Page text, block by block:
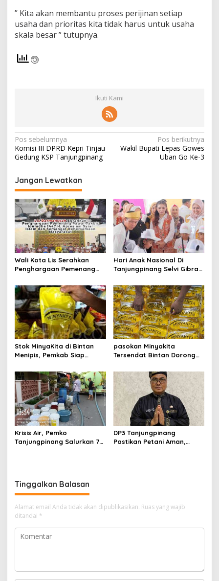
B
i
” Kita akan membantu proses perijinan setiap
usaha dan prioritas kita tidak harus untuk usaha
skala besar ” tutupnya.
Ikuti Kami
N
a
i
g
a
s
i
p
o
Pos sebelumnya
Komisi III DPRD Kepri Tinjau
Gedung KSP Tanjungpinang
Pos berikutnya
Wakil Bupati Lepas Gowes
Uban Go Ke-3
Jangan Lewatkan
Wali Kota Lis Serahkan
Penghargaan Pemenang
H, Ajak Masyarakat Terus
Hidupkan Syiar Islam
Hari Anak Nasional Di
Tanjungpinang Selvi Gibran
Nasional RANA
Stok MinyaKita di Bintan
Menipis, Pemkab Siap
Distributor
pasokan Minyakita
Tersendat Bintan Dorong
distributor
Krisis Air, Pemko
Tanjungpinang Salurkan 75
DP3 Tanjungpinang
Pastikan Petani Aman,
Tinggalkan Balasan
Alamat email Anda tidak akan dipublikasikan. Ruas yang wajib
ditandai *